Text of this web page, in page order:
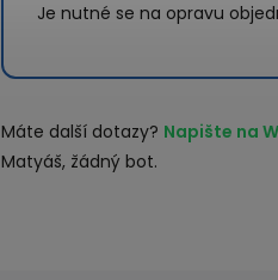
Je nutné se na opravu
Máte další dotazy? Napište na
Matyáš, žádný bot.